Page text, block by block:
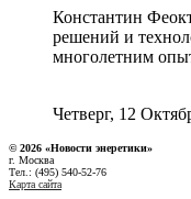
Константин
решений и
многолетним
Четверг, 12
© 2026 «Новости энеретики»
г. Москва
Тел.: (495) 540-52-76
Карта сайта